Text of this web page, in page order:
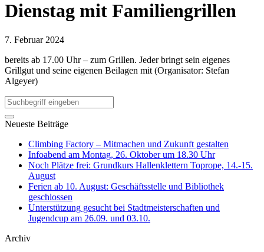
Dienstag mit Familiengrillen
7. Februar 2024
bereits ab 17.00 Uhr – zum Grillen. Jeder bringt sein eigenes
Grillgut und seine eigenen Beilagen mit (Organisator: Stefan
Algeyer)
Neueste Beiträge
Climbing Factory – Mitmachen und Zukunft gestalten
Infoabend am Montag, 26. Oktober um 18.30 Uhr
Noch Plätze frei: Grundkurs Hallenklettern Toprope, 14.-15.
August
Ferien ab 10. August: Geschäftsstelle und Bibliothek
geschlossen
Unterstützung gesucht bei Stadtmeisterschaften und
Jugendcup am 26.09. und 03.10.
Archiv